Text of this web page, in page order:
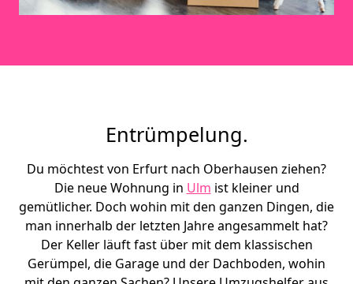
Entrümpelung.
Du möchtest von Erfurt nach Oberhausen ziehen?
Die neue Wohnung in Ulm ist kleiner und
gemütlicher. Doch wohin mit den ganzen Dingen, die
man innerhalb der letzten Jahre angesammelt hat?
Der Keller läuft fast über mit dem klassischen
Gerümpel, die Garage und der Dachboden, wohin